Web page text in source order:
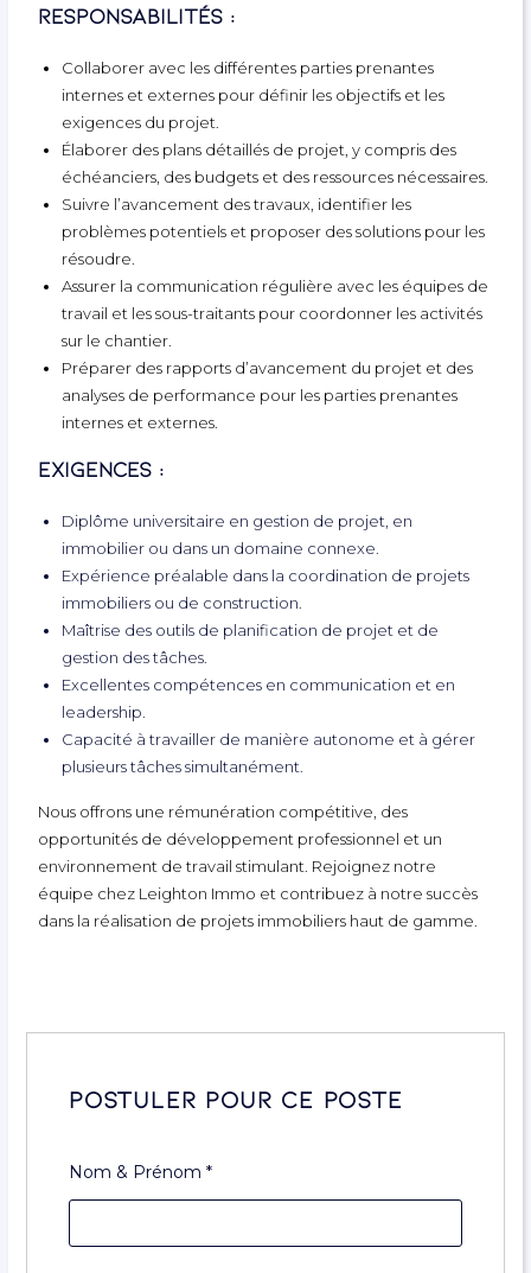
Responsabilités :
Collaborer avec les différentes parties prenantes
internes et externes pour définir les objectifs et les
exigences du projet.
Élaborer des plans détaillés de projet, y compris des
échéanciers, des budgets et des ressources nécessaires.
Suivre l’avancement des travaux, identifier les
problèmes potentiels et proposer des solutions pour les
résoudre.
Assurer la communication régulière avec les équipes de
travail et les sous-traitants pour coordonner les activités
sur le chantier.
Préparer des rapports d’avancement du projet et des
analyses de performance pour les parties prenantes
internes et externes.
Exigences :
Diplôme universitaire en gestion de projet, en
immobilier ou dans un domaine connexe.
Expérience préalable dans la coordination de projets
immobiliers ou de construction.
Maîtrise des outils de planification de projet et de
gestion des tâches.
Excellentes compétences en communication et en
leadership.
Capacité à travailler de manière autonome et à gérer
plusieurs tâches simultanément.
Nous offrons une rémunération compétitive, des
opportunités de développement professionnel et un
environnement de travail stimulant. Rejoignez notre
équipe chez Leighton Immo et contribuez à notre succès
dans la réalisation de projets immobiliers haut de gamme.
Postuler pour ce poste
Nom & Prénom *